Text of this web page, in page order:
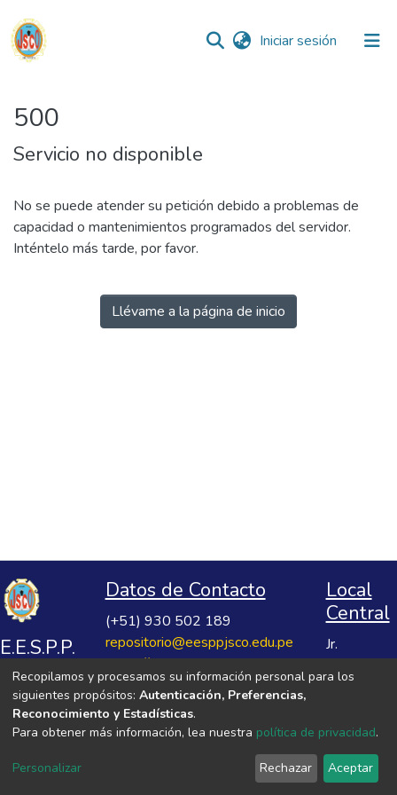
Iniciar sesión (current)
Reglamento
Formatos
500
Servicio no disponible
No se puede atender su petición debido a problemas de
capacidad o mantenimientos programados del servidor.
Inténtelo más tarde, por favor.
Llévame a la página de inicio
E.E.S.P.P.
José
Salvador
Cavero
Ovalle
Datos de Contacto
(+51) 930 502 189
repositorio@eesppjsco.edu.pe
https://repositorio.eesppjsco.edu.pe
Local
Central
Jr.
No 624
Ayacucho
VER MIS ESTADÍSTICAS
Recopilamos y procesamos su información personal para los
siguientes propósitos: Autenticación, Preferencias,
Reconocimiento y Estadísticas.
Para obtener más información, lea nuestra política de privacidad.
Personalizar Rechazar Aceptar